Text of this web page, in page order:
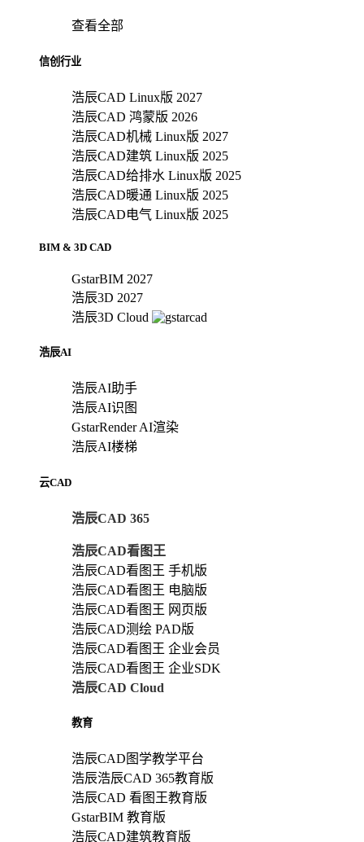
查看全部
信创行业
浩辰CAD Linux版 2027
浩辰CAD 鸿蒙版 2026
浩辰CAD机械 Linux版 2027
浩辰CAD建筑 Linux版 2025
浩辰CAD给排水 Linux版 2025
浩辰CAD暖通 Linux版 2025
浩辰CAD电气 Linux版 2025
BIM & 3D CAD
GstarBIM 2027
浩辰3D 2027
浩辰3D Cloud
浩辰AI
浩辰AI助手
浩辰AI识图
GstarRender AI渲染
浩辰AI楼梯
云CAD
浩辰CAD 365
浩辰CAD看图王
浩辰CAD看图王 手机版
浩辰CAD看图王 电脑版
浩辰CAD看图王 网页版
浩辰CAD测绘 PAD版
浩辰CAD看图王 企业会员
浩辰CAD看图王 企业SDK
浩辰CAD Cloud
教育
浩辰CAD图学教学平台
浩辰浩辰CAD 365教育版
浩辰CAD 看图王教育版
GstarBIM 教育版
浩辰CAD建筑教育版